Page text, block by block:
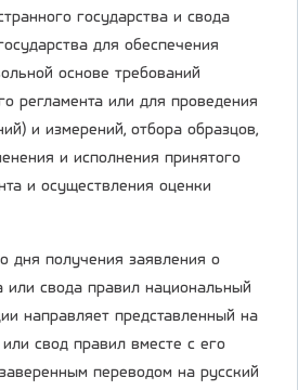
государства и свода
для обеспечения
основе требований
регламента или для проведения
и измерений, отбора образцов,
и исполнения принятого
и осуществления оценки
дня получения заявления о
или свода правил национальный
направляет представленный на
свод правил вместе с его
переводом на русский